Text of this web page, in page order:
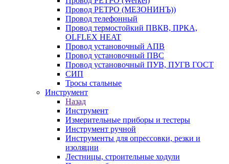
Провод РЕТРО (МЕЗОНИНЪ))
Провод телефонный
Провод термостойкий ПВКВ, ПРКА,
OLFLEX HEAT
Провод установочный АПВ
Провод установочный ПВС
Провод установочный ПУВ, ПУГВ ГОСТ
СИП
Тросы стальные
Инструмент
Назад
Инструмент
Измерительные приборы и тестеры
Инструмент ручной
Инструменты для опрессовки, резки и
изоляции
Лестницы, строительные ходули